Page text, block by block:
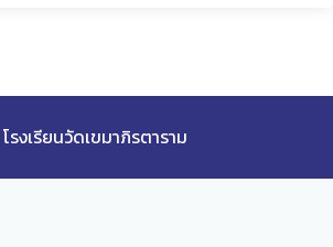
รงเรียนวัดเขมาภิรตาราม